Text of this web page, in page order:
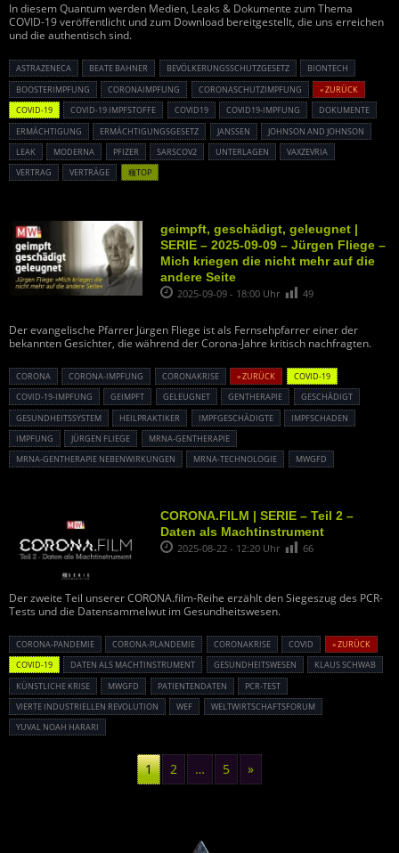
In diesem Quantum werden Medien, Leaks & Dokumente zum Thema
COVID-19 veröffentlicht und zum Download bereitgestellt, die uns erreichen
und die authentisch sind.
ASTRAZENECA BEATE BAHNER BEVÖLKERUNGSSCHUTZGESETZ
BIONTECH
BOOSTERIMPFUNG
CORONAIMPFUNG CORONASCHUTZIMPFUNG
« ZURÜCK
COVID-19
COVID-19 IMPFSTOFFE COVID19 COVID19-IMPFUNG
DOKUMENTE
ERMÄCHTIGUNG
ERMÄCHTIGUNGSGESETZ JANSSEN
JOHNSON AND JOHNSON
LEAK
MODERNA PFIZER SARSCOV2 UNTERLAGEN
VAXZEVRIA
VERTRAG
VERTRÄGE 種TOP
geimpft, geschädigt, geleugnet |
SERIE – 2025-09-09 – Jürgen Fliege –
Mich kriegen die nicht mehr auf die
andere Seite
2025-09-09 - 18:00 Uhr 49
Der evangelische Pfarrer Jürgen Fliege ist als Fernsehpfarrer einer der
bekannten Gesichter, die während der Corona-Jahre kritisch nachfragten.
CORONA CORONA-IMPFUNG CORONAKRISE « ZURÜCK
COVID-19
COVID-19-IMPFUNG
GEIMPFT GELEUGNET GENTHERAPIE
GESCHÄDIGT
GESUNDHEITSSYSTEM
HEILPRAKTIKER IMPFGESCHÄDIGTE
IMPFSCHADEN
IMPFUNG
JÜRGEN FLIEGE
MRNA-GENTHERAPIE
MRNA-GENTHERAPIE NEBENWIRKUNGEN
MRNA-TECHNOLOGIE MWGFD
CORONA.FILM | SERIE – Teil 2 –
Daten als Machtinstrument
2025-08-22 - 12:20 Uhr 66
Der zweite Teil unserer CORONA.film-Reihe erzählt den Siegeszug des PCR-
Tests und die Datensammelwut im Gesundheitswesen.
CORONA-PANDEMIE CORONA-PLANDEMIE CORONAKRISE COVID
« ZURÜCK
COVID-19
DATEN ALS MACHTINSTRUMENT GESUNDHEITSWESEN
KLAUS SCHWAB
KÜNSTLICHE KRISE
MWGFD PATIENTENDATEN
PCR-TEST
VIERTE INDUSTRIELLEN REVOLUTION
WEF
WELTWIRTSCHAFTSFORUM
YUVAL NOAH HARARI
1 2 … 5 »